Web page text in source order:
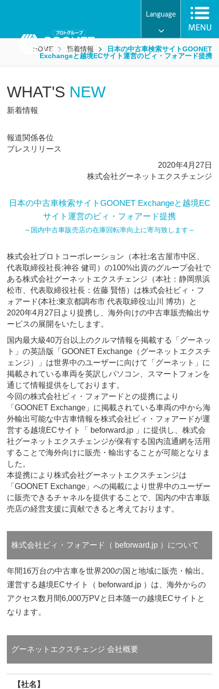
Language
HOME 新着情報
日本の中古車検索サイトGOONET
Exchangeと越境ECサイト運営のビィ・フォアード提携
WHAT'S NEW
新着情報
報道関係各位
プレスリリース
2020年4月27日
株式会社グーネットエクスチェンジ
日本の中古車検索サイトGOONET Exchangeと越境EC
サイト運営のビィ・フォアード提携
～国内中古車販売店の在庫回転率向上に寄与致します～
株式会社プロトコーポレーション（本社:名古屋市中区、
代表取締役社長:神谷 健司）の100%出資のグループ会社で
ある株式会社グーネットエクスチェンジ（本社：静岡県浜
松市、代表取締役社長：佐藤 賢悟）は株式会社ビィ・フ
ォアード(本社:東京都調布市 代表取締役:山川 博功）と
2020年4月27日より提携し、海外向けの中古車販売輸出サ
ービスの展開をいたします。
国内最大級40万台以上のクルマ情報を掲載する「グーネッ
ト」の英語版「GOONET Exchange（グーネットエクスチ
ェンジ）」は世界中のユーザーに向けて「グーネット」に
掲載されている車両を英訳しパソコン、スマートフォンを
通じて情報提供をしております。
今回の株式会社ビィ・フォアードとの提携により
「GOONET Exchange」に掲載されている車両の中から海
外輸出可能な中古車情報を株式会社ビィ・フォアードが運
営する越境ECサイト「 beforward.jp 」に提供し、株式会
社グーネットエクスチェンジが保有する国内流通網を活用
することで海外向けに販売・輸出することが可能となりま
した。
本提携により株式会社グーネットエクスチェンジは
「GOONET Exchange」への掲載により世界中のユーザー
に販売できるチャネルを提供することで、国内の中古車販
売店の経営支援に貢献できると考えております。
株式会社ビィ・フォアード（ beforward.jp ）について
年間16万台の中古車を世界200の国と地域に販売・輸出。
運営する越境ECサイト（ beforward.jp ）は、海外からの
アクセス数月間6,000万PVと日本随一の越境ECサイトと
なります。
グーネットエクスチェンジ 会社概要
【社名】